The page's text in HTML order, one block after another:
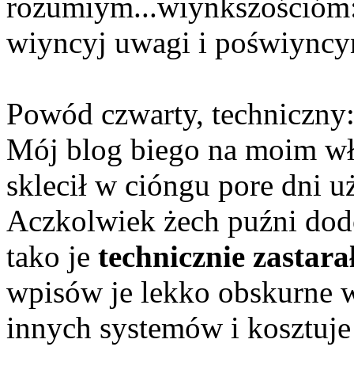
wiyncyj uwagi i
Powód czwarty, techniczny:
Mój blog biego na moim
sklecił w cióngu pore dni
Aczkolwiek żech puźni
tako je technicznie
wpisów je lekko obskurne
innych systemów i